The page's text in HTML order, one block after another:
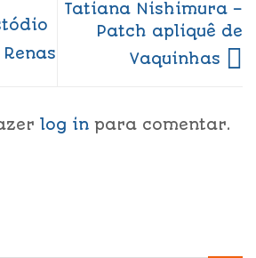
Tatiana Nishimura –
Patch apliquê de
Vaquinhas
log in para comentar.